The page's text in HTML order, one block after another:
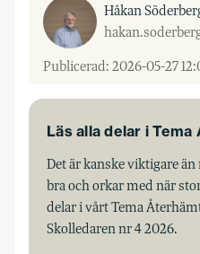
Håkan
Publicerad: 2026-05-27
Läs alla delar i
Det är kanske viktigare
bra och orkar med när
delar i vårt Tema
Skolledaren nr 4 2026.